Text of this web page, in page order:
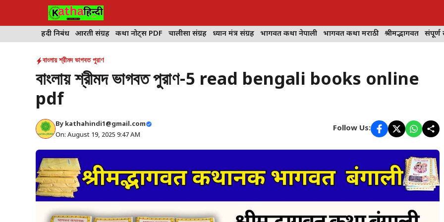
हिंदी निबंध आरती संग्रह कथा नोट्स PDF चालीसा संग्रह ध्यान मंत्र संग्रह भागवत कथा नेपाली भागवत कथा मराठी श्रीमद्भागवत संपूर्ण
বাংলায় শ্রীমদ ভাগবত পুরাণ
বাংলায় শ্রীমদ ভাগবত পুরাণ-5 read bengali books online
pdf
By kathahindi1@gmail.com
On: August 19, 2025 9:47 AM
Follow Us: